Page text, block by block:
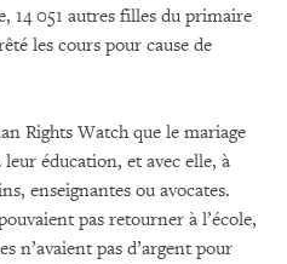
14 051 autres filles du primaire
les cours pour cause de
Rights Watch que le mariage
éducation, et avec elle, à
enseignantes ou avocates.
pas retourner à l’école,
n’avaient pas d’argent pour